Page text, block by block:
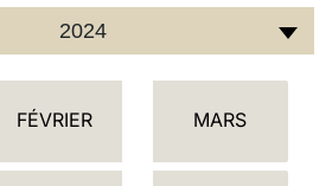
2024
FÉVRIER MARS